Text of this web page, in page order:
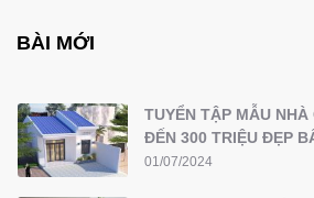
BÀI MỚI
TUYỂN TẬP MẪU
ĐẾN 300 TRIỆU ĐẸP
01/07/2024